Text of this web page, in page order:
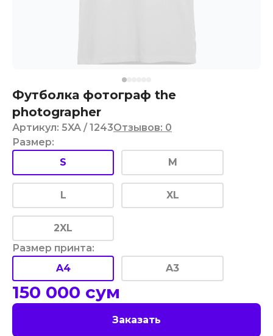
Футболка фотограф the
photographer
Артикул: 5XA / 1243Отзывов: 0
Размер:
S
M
L XL
2XL
Размер принта:
A4
A3
150 000 сум
Заказать